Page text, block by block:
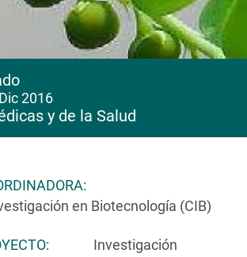
Dic 2016
y de la Salud
en Biotecnología (CIB)
Investigación